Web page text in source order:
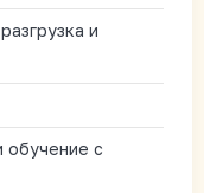
и
обучение с